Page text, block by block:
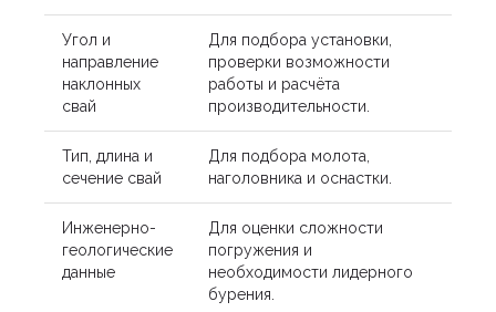
Угол и
направление
наклонных
свай
Для подбора установки,
проверки возможности
работы и расчёта
производительности.
Тип, длина и
сечение свай
Для подбора молота,
наголовника и оснастки.
Инженерно-
геологические
данные
Для оценки сложности
погружения и
необходимости лидерного
бурения.